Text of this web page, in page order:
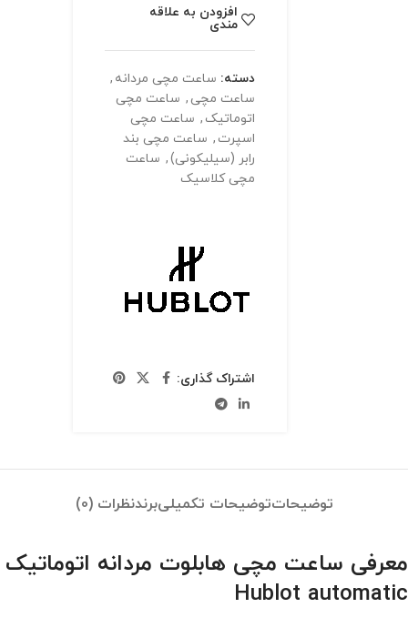
افزودن به علاقه
مندی
دسته: ساعت مچی مردانه ,
ساعت مچی , ساعت مچی
اتوماتیک , ساعت مچی
اسپرت , ساعت مچی بند
رابر (سیلیکونی), ساعت
مچی کلاسیک
اشتراک گذاری:
توضیحاتتوضیحات تکمیلیبرندنظرات (0)
معرفی ساعت مچی هابلوت مردانه اتوماتیک
Hublot automatic